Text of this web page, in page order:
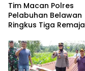
Tim Macan Polres
Pelabuhan Belawan
Ringkus Tiga Remaja
Motor di Marelan